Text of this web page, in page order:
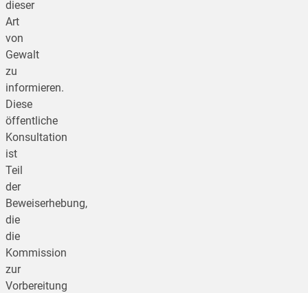
dieser
Art
von
Gewalt
zu
informieren.
Diese
öffentliche
Konsultation
ist
Teil
der
Beweiserhebung,
die
die
Kommission
zur
Vorbereitung